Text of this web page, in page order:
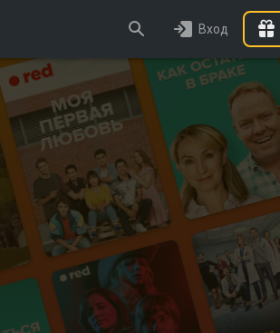
Вход